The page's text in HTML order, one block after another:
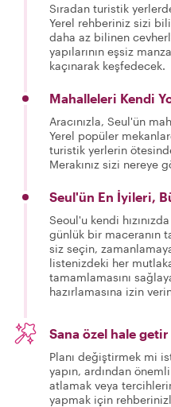
Sıradan turistik
Yerel rehberiniz sizi
daha az bilinen
yapılarının eşsiz
kaçınarak keşfedecek.
Mahalleleri Kendi
Aracınızla, Seul'ün
Yerel popüler
turistik yerlerin
Merakınız sizi nereye
Seul'ün En İyileri,
Seoul'u kendi
günlük bir maceranın
siz seçin,
listenizdeki her
tamamlamasını
hazırlamasına izin
Sana özel hale getir
Planı değiştirmek mi
yapın, ardından
atlamak veya
yapmak için